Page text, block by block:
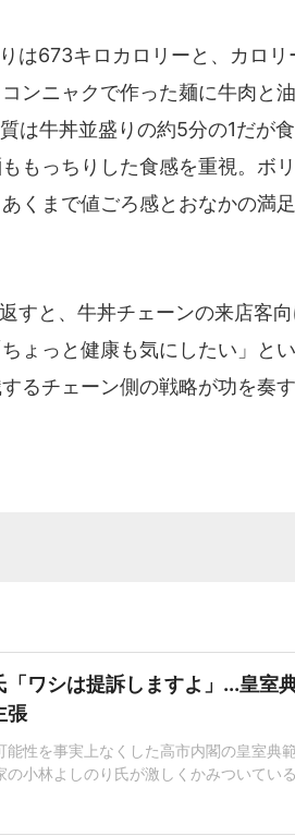
は673キロカロリーと、カロリ
ンニャクで作った麺に牛肉と
は牛丼並盛りの約5分の1だが
もっちりした食感を重視。ボ
くまで値ごろ感とおなかの満
すと、牛丼チェーンの来店客
ょっと健康も気にしたい」と
るチェーン側の戦略が功を奏
「ワシは提訴しますよ」...皇室
張
能性を事実上なくした高市内閣の皇室典
の小林よしのり氏が激しくかみついてい
ています」と取り上げた2026年7月1日放
テレビ朝日系)に、小林氏はVTRゲストで